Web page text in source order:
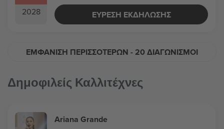
2028
ΕΎΡΕΣΗ ΕΚΔΉΛΩΣΗΣ
ΕΜΦΆΝΙΣΗ ΠΕΡΙΣΣΌΤΕΡΩΝ - 20 ΔΙΑΓΩΝΙΣΜΟΊ
Δημοφιλείς Καλλιτέχνες
Ariana Grande